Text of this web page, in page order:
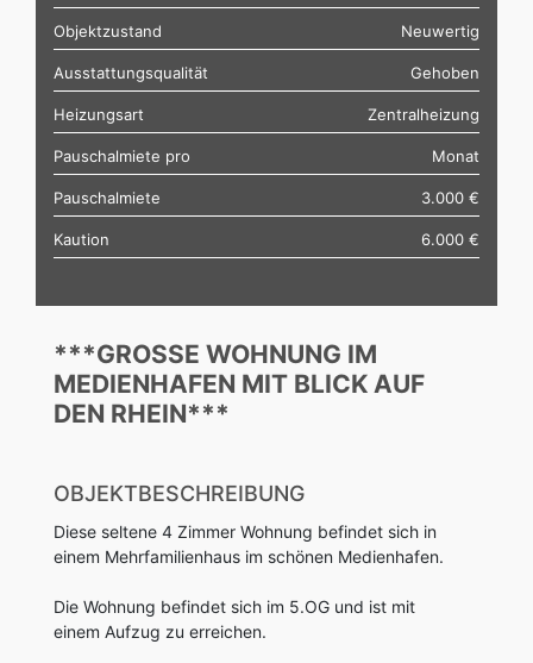
Objektzustand Neuwertig
Ausstattungsqualität Gehoben
Heizungsart Zentralheizung
Pauschalmiete pro Monat
Pauschalmiete 3.000 €
Kaution 6.000 €
***GROSSE WOHNUNG IM M
EDIENHAFEN MIT BLICK AUF D
EN RHEIN***
OBJEKTBESCHREIBUNG
Diese seltene 4 Zimmer Wohnung befindet sich in
einem Mehrfamilienhaus im schönen Medienhafen.
Die Wohnung befindet sich im 5.OG und ist mit
einem Aufzug zu erreichen.